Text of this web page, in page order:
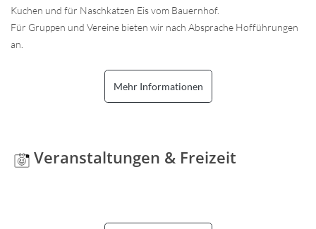
Kuchen und für Naschkatzen Eis vom Bauernhof.
Für Gruppen und Vereine bieten wir nach Absprache Hofführungen
an.
Mehr Informationen
Veranstaltungen & Freizeit